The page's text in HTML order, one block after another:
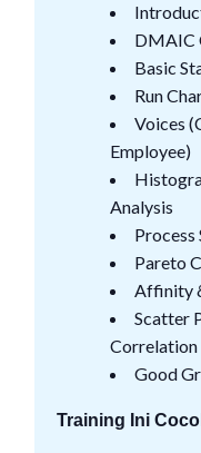
DMAIC
Basic
Run
Voices
Employee)
Analysis
Process
Pareto
Affinity
Scatter
Correlation
Good
Training Ini